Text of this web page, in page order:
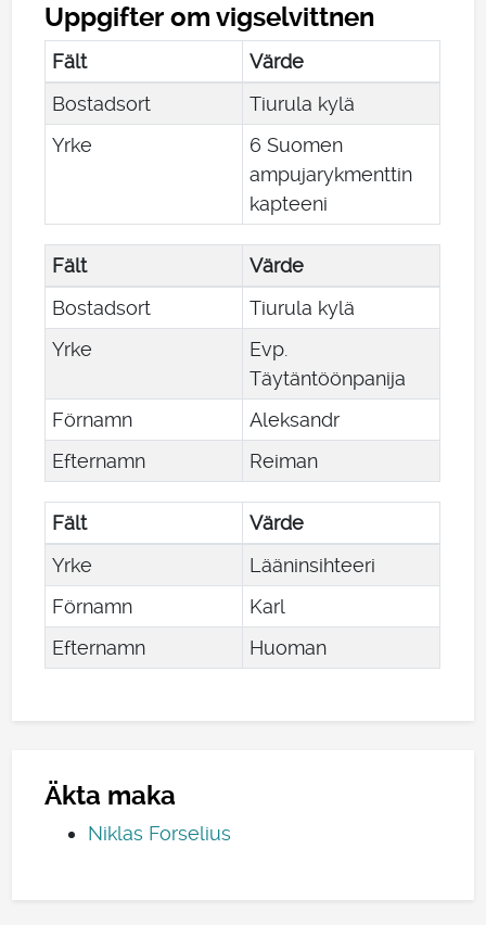
Uppgifter om vigselvittnen
Fält
Värde
Bostadsort
Tiurula kylä
Yrke
6 Suomen
ampujarykmenttin
kapteeni
Fält
Värde
Bostadsort
Tiurula kylä
Yrke
Evp.
Täytäntöönpanija
Förnamn
Aleksandr
Efternamn
Reiman
Fält
Värde
Yrke
Lääninsihteeri
Förnamn
Karl
Efternamn
Huoman
Äkta maka
Niklas Forselius